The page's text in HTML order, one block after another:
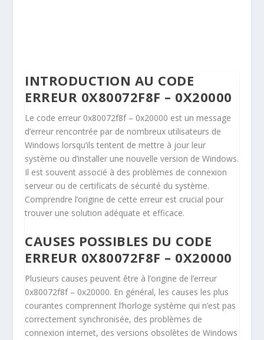
INTRODUCTION AU CODE
ERREUR 0X80072F8F – 0X20000
Le code erreur 0x80072f8f – 0x20000 est un message
d’erreur rencontrée par de nombreux utilisateurs de
Windows lorsqu’ils tentent de mettre à jour leur
système ou d’installer une nouvelle version de Windows.
Il est souvent associé à des problèmes de connexion
serveur ou de certificats de sécurité du système.
Comprendre l’origine de cette erreur est crucial pour
trouver une solution adéquate et efficace.
CAUSES POSSIBLES DU CODE
ERREUR 0X80072F8F – 0X20000
Plusieurs causes peuvent être à l’origine de l’erreur
0x80072f8f – 0x20000. En général, les causes les plus
courantes comprennent l’horloge système qui n’est pas
correctement synchronisée, des problèmes de
connexion internet, des versions obsolètes de Windows